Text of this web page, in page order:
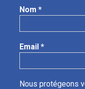
Nom *
Email *
Nous protégeons